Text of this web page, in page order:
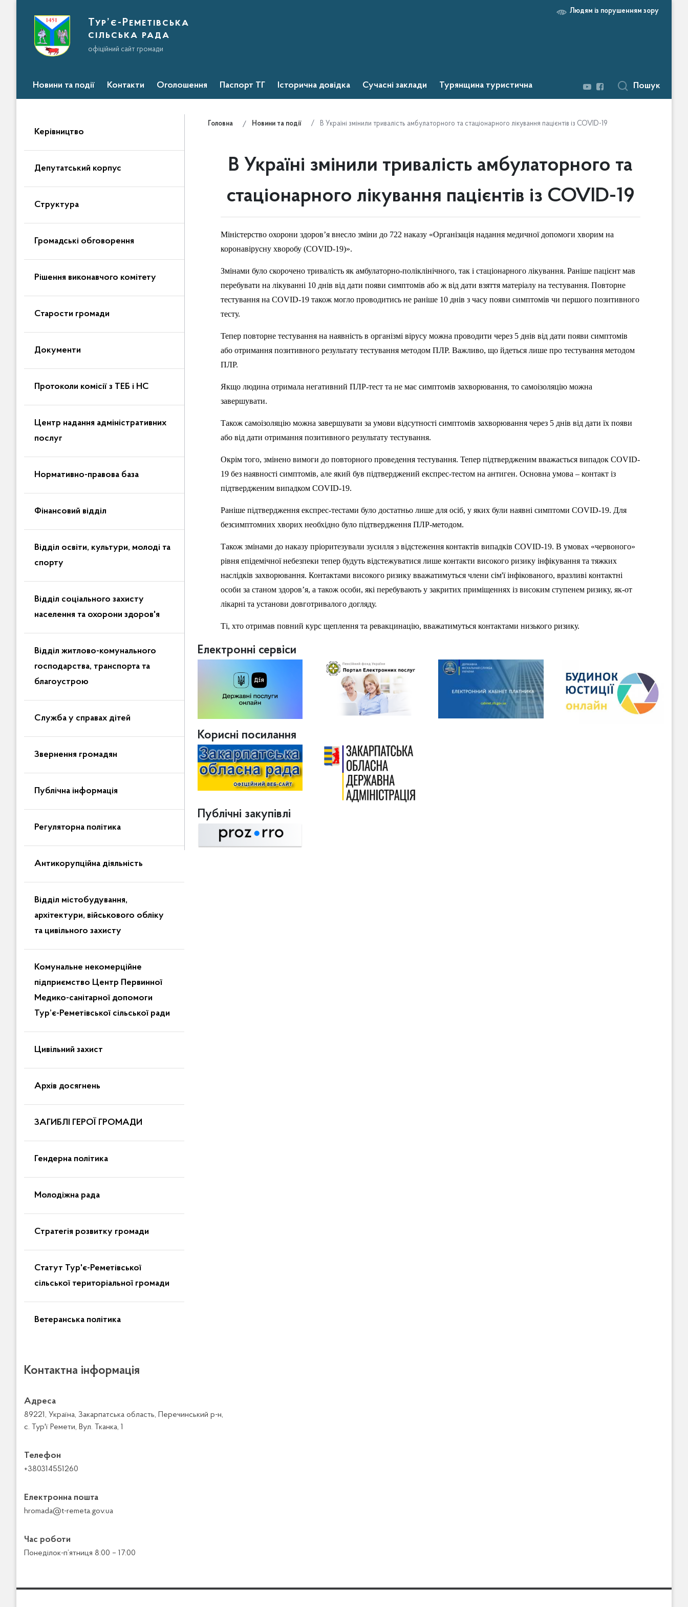
Тур’є-Реметівська
сільська рада
офіційний сайт громади
Людям із порушенням зору
Новини та події Контакти Оголошення Паспорт ТГ Історична довідка Сучасні заклади Турянщина туристична Пошук
Керівництво
Депутатський корпус
Структура
Громадські обговорення
Рішення виконавчого комітету
Старости громади
Документи
Протоколи комісії з ТЕБ і НС
Центр надання адміністративних
послуг
Нормативно-правова база
Фінансовий відділ
Відділ освіти, культури, молоді та
спорту
Відділ соціального захисту
населення та охорони здоров'я
Відділ житлово-комунального
господарства, транспорта та
благоустрою
Служба у справах дітей
Звернення громадян
Публічна інформація
Регуляторна політика
Антикорупційна діяльність
Відділ містобудування,
архітектури, військового обліку
та цивільного захисту
Комунальне некомерційне
підприємство Центр Первинної
Медико-санітарної допомоги
Тур’є-Реметівської сільської ради
Цивільний захист
Архів досягнень
ЗАГИБЛІ ГЕРОЇ ГРОМАДИ
Гендерна політика
Молодіжна рада
Стратегія розвитку громади
Статут Тур'є-Реметівської
сільської територіальної громади
Ветеранська політика
Головна Новини та події В Україні змінили тривалість амбулаторного та стаціонарного лікування пацієнтів із COVID-19
В Україні змінили тривалість амбулаторного та
стаціонарного лікування пацієнтів із COVID-19
Міністерство охорони здоров’я внесло зміни до 722 наказу «Організація надання медичної допомоги хворим на
коронавірусну хворобу (COVID-19)».
Змінами було скорочено тривалість як амбулаторно-поліклінічного, так і стаціонарного лікування. Раніше пацієнт мав
перебувати на лікуванні 10 днів від дати появи симптомів або ж від дати взяття матеріалу на тестування. Повторне
тестування на COVID-19 також могло проводитись не раніше 10 днів з часу появи симптомів чи першого позитивного
тесту.
Тепер повторне тестування на наявність в організмі вірусу можна проводити через 5 днів від дати появи симптомів
або отримання позитивного результату тестування методом ПЛР. Важливо, що йдеться лише про тестування методом
ПЛР.
Якщо людина отримала негативний ПЛР-тест та не має симптомів захворювання, то самоізоляцію можна
завершувати.
Також самоізоляцію можна завершувати за умови відсутності симптомів захворювання через 5 днів від дати їх появи
або від дати отримання позитивного результату тестування.
Окрім того, змінено вимоги до повторного проведення тестування. Тепер підтвердженим вважається випадок COVID-
19 без наявності симптомів, але який був підтверджений експрес-тестом на антиген. Основна умова – контакт із
підтвердженим випадком COVID-19.
Раніше підтвердження експрес-тестами було достатньо лише для осіб, у яких були наявні симптоми COVID-19. Для
безсимптомних хворих необхідно було підтвердження ПЛР-методом.
Також змінами до наказу пріоритезували зусилля з відстеження контактів випадків COVID-19. В умовах «червоного»
рівня епідемічної небезпеки тепер будуть відстежуватися лише контакти високого ризику інфікування та тяжких
наслідків захворювання. Контактами високого ризику вважатимуться члени сім'ї інфікованого, вразливі контактні
особи за станом здоров’я, а також особи, які перебувають у закритих приміщеннях із високим ступенем ризику, як-от
лікарні та установи довготривалого догляду.
Ті, хто отримав повний курс щеплення та ревакцинацію, вважатимуться контактами низького ризику.
Електронні сервіси
Корисні посилання
Публічні закупівлі
Контактна інформація
Адреса
89221, Україна, Закарпатська область, Перечинський р-н,
с. Тур'ї Ремети, Вул. Тканка, 1
Телефон
+380314551260
Електронна пошта
hromada@t-remeta.gov.ua
Час роботи
Понеділок-п’ятниця 8:00 – 17:00